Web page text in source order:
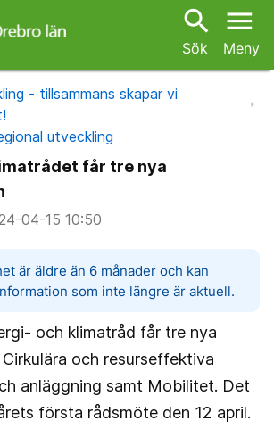
search
Sök
menu
Meny
- tillsammans skapar vi
utveckling
får tre nya
04-15 10:50
är äldre än 6 månader och kan
som inte längre är aktuell.
och klimatråd får tre nya
och resurseffektiva
anläggning samt Mobilitet. Det
första rådsmöte den 12 april.